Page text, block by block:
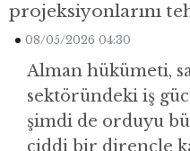
projeksiyonlarını
08/05/2026 04:30
Alman hükümeti,
sektöründeki iş
şimdi de orduyu
ciddi bir dirençle